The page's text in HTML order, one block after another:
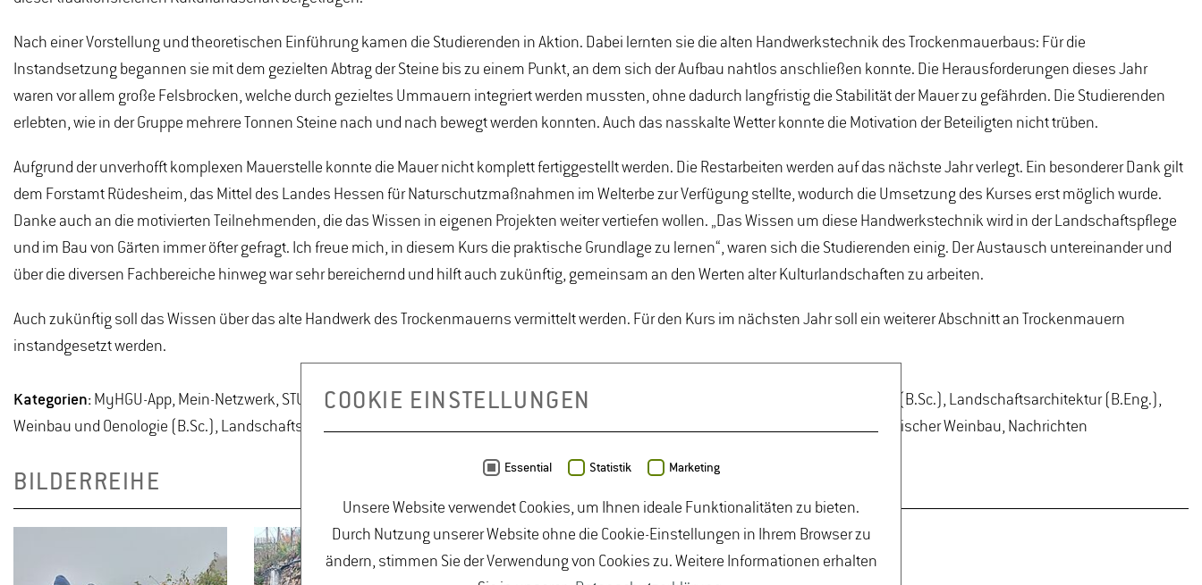
Nach einer Vorstellung und theoretischen Einführung kamen die Studierenden in Aktion. Dabei lernten sie die alten Handwerkstechnik des Trockenmauerbaus: Für die
Instandsetzung begannen sie mit dem gezielten Abtrag der Steine bis zu einem Punkt, an dem sich der Aufbau nahtlos anschließen konnte. Die Herausforderungen dieses Jahr
waren vor allem große Felsbrocken, welche durch gezieltes Ummauern integriert werden mussten, ohne dadurch langfristig die Stabilität der Mauer zu gefährden. Die Studierenden
erlebten, wie in der Gruppe mehrere Tonnen Steine nach und nach bewegt werden konnten. Auch das nasskalte Wetter konnte die Motivation der Beteiligten nicht trüben.
Aufgrund der unverhofft komplexen Mauerstelle konnte die Mauer nicht komplett fertiggestellt werden. Die Restarbeiten werden auf das nächste Jahr verlegt. Ein besonderer Dank gilt
dem Forstamt Rüdesheim, das Mittel des Landes Hessen für Naturschutzmaßnahmen im Welterbe zur Verfügung stellte, wodurch die Umsetzung des Kurses erst möglich wurde.
Danke auch an die motivierten Teilnehmenden, die das Wissen in eigenen Projekten weiter vertiefen wollen. „Das Wissen um diese Handwerkstechnik wird in der Landschaftspflege
und im Bau von Gärten immer öfter gefragt. Ich freue mich, in diesem Kurs die praktische Grundlage zu lernen“, waren sich die Studierenden einig. Der Austausch untereinander und
über die diversen Fachbereiche hinweg war sehr bereichernd und hilft auch zukünftig, gemeinsam an den Werten alter Kulturlandschaften zu arbeiten.
Auch zukünftig soll das Wissen über das alte Handwerk des Trockenmauerns vermittelt werden. Für den Kurs im nächsten Jahr soll ein weiterer Abschnitt an Trockenmauern
instandgesetzt werden.
Kategorien: MyHGU-App, Mein-Netzwerk, STUDIUM, International Wine Business (B.Sc.), Internationale Weinwirtschaft (B.Sc.), Gartenbau (B.Sc.), Landschaftsarchitektur (B.Eng.),
Weinbau und Oenologie (B.Sc.), Landschaftsplanung und Naturschutz, Landschaftsbau und Vegetationstechnik, Allgemeiner und ökologischer Weinbau, Nachrichten
BILDERREIHE
COOKIE EINSTELLUNGEN
Essential Statistik Marketing
Unsere Website verwendet Cookies, um Ihnen ideale Funktionalitäten zu bieten.
Durch Nutzung unserer Website ohne die Cookie-Einstellungen in Ihrem Browser zu
ändern, stimmen Sie der Verwendung von Cookies zu. Weitere Informationen erhalten